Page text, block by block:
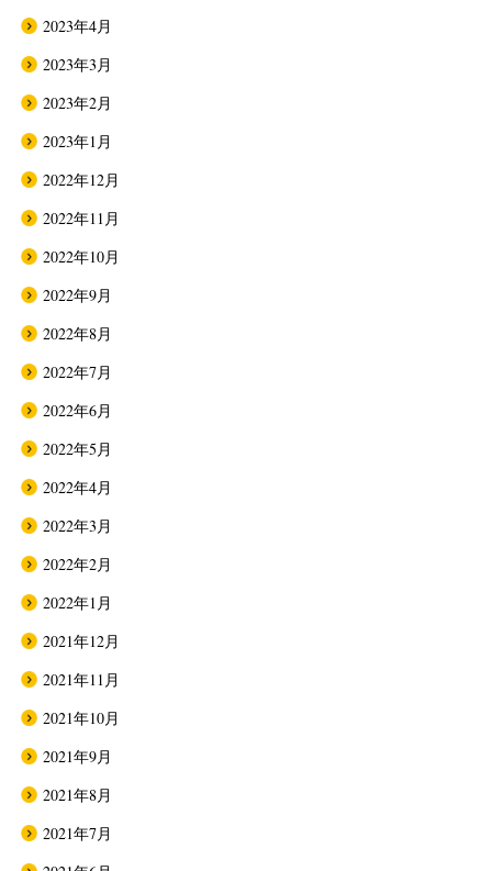
2023年4月
2023年3月
2023年2月
2023年1月
2022年12月
2022年11月
2022年10月
2022年9月
2022年8月
2022年7月
2022年6月
2022年5月
2022年4月
2022年3月
2022年2月
2022年1月
2021年12月
2021年11月
2021年10月
2021年9月
2021年8月
2021年7月